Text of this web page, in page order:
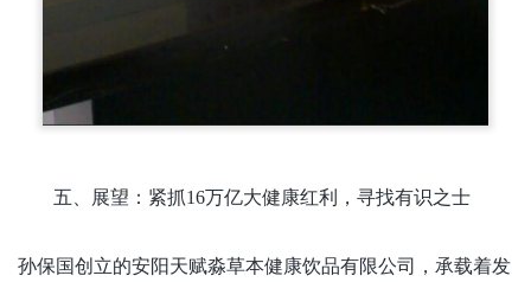
五、展望：紧抓16万亿大健康红利，寻找有识之士
孙保国创立的安阳天赋淼草本健康饮品有限公司，承载着发